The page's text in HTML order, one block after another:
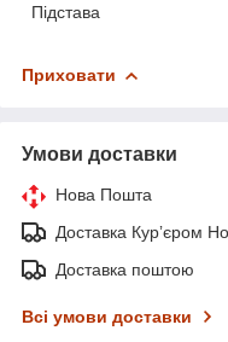
Підстава
Приховати
Умови доставки
Нова Пошта
Доставка Курʼєром
Доставка поштою
Всі умови доставки